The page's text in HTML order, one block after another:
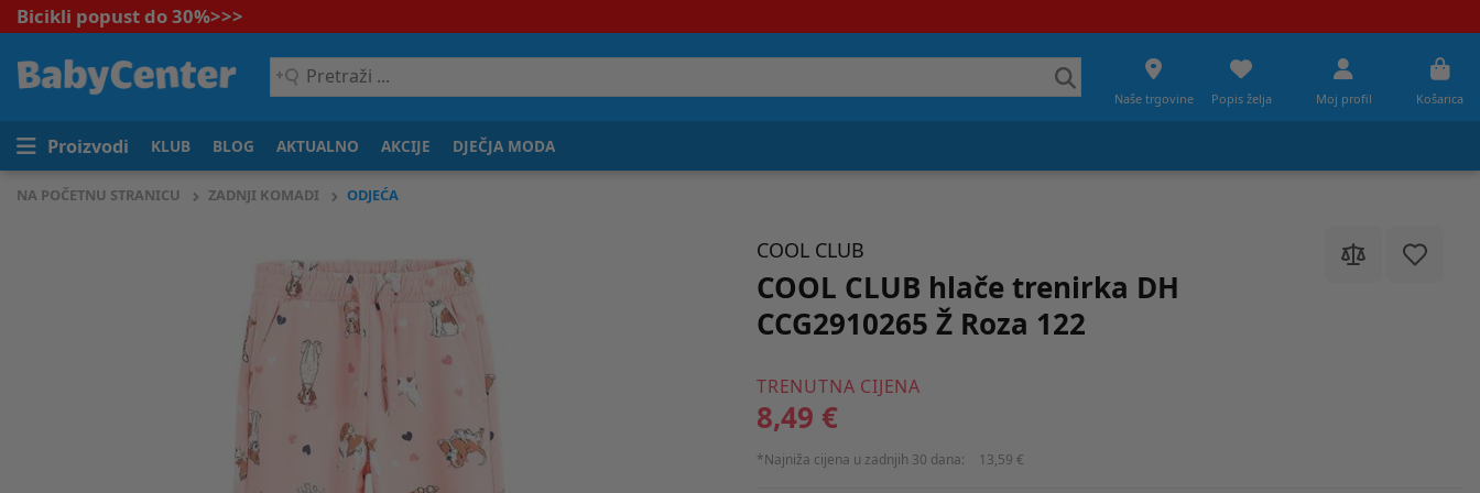
Bicikli popust do 30%>>>
Pretraži
...
Naše trgovine Popis želja Moj profil Košarica
Proizvodi KLUB BLOG AKTUALNO AKCIJE DJEČJA MODA
NA POČETNU STRANICU ZADNJI KOMADI ODJEĆA
COOL CLUB
COOL CLUB hlače trenirka DH
CCG2910265 Ž Roza 122
TRENUTNA CIJENA
8,49 €
*Najniža cijena u zadnjih 30 dana: 13,59 €